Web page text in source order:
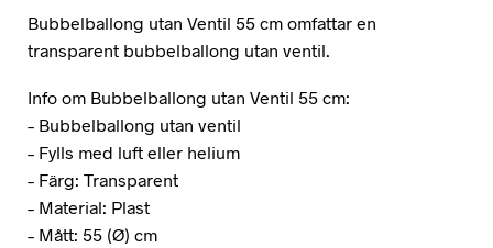
Bubbelballong utan Ventil 55 cm omfattar en
transparent bubbelballong utan ventil.
Info om Bubbelballong utan Ventil 55 cm:
– Bubbelballong utan ventil
– Fylls med luft eller helium
– Färg: Transparent
– Material: Plast
– Mått: 55 (Ø) cm